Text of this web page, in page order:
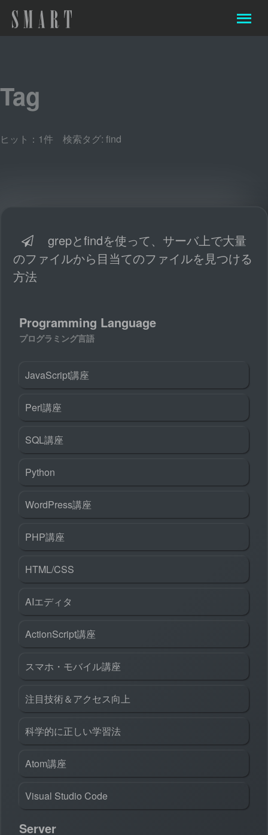
Tag
ヒット：1件 検索タグ: find
grepとfindを使って、サーバ上で大量
のファイルから目当てのファイルを見つける
方法
Programming Language
プログラミング言語
JavaScript講座
Perl講座
SQL講座
Python
WordPress講座
PHP講座
HTML/CSS
AIエディタ
ActionScript講座
スマホ・モバイル講座
注目技術＆アクセス向上
科学的に正しい学習法
Atom講座
Visual Studio Code
Server